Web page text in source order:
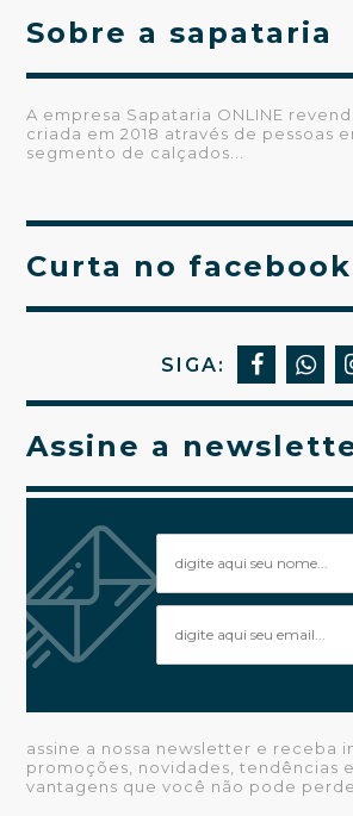
Sobre a sapataria
A empresa Sapataria ONLINE
criada em 2018 através de pessoas
segmento de calçados...
Curta no facebook
SIGA:
Assine a
assine a nossa newsletter e receba
promoções, novidades, tendências
vantagens que você não pode